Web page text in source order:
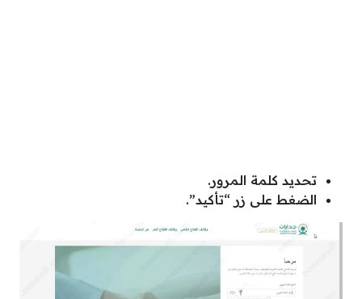
تحديد كلمة المرور.
الضغط على زر “تأكيد”.